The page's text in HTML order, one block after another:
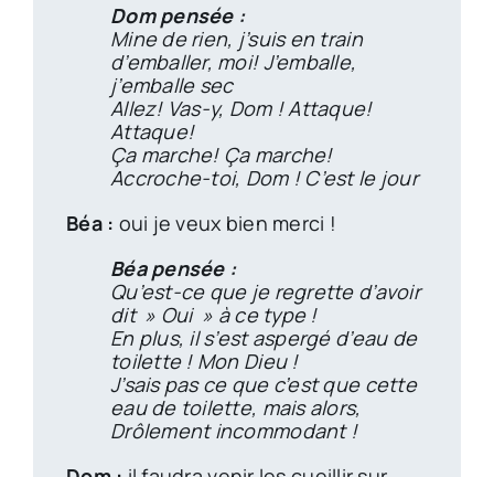
Dom pensée :
Mine de rien, j’suis en train
d’emballer, moi! J’emballe,
j’emballe sec
Allez! Vas-y, Dom ! Attaque!
Attaque!
Ça marche! Ça marche!
Accroche-toi, Dom ! C’est le jour
Béa : oui je veux bien merci !
Béa pensée :
Qu’est-ce que je regrette d’avoir
dit » Oui » à ce type !
En plus, il s’est aspergé d’eau de
toilette ! Mon Dieu !
J’sais pas ce que c’est que cette
eau de toilette, mais alors,
Drôlement incommodant !